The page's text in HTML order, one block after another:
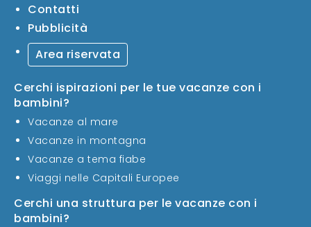
Contatti
Pubblicità
Area riservata
Cerchi ispirazioni per le tue vacanze con i
bambini?
Vacanze al mare
Vacanze in montagna
Vacanze a tema fiabe
Viaggi nelle Capitali Europee
Cerchi una struttura per le vacanze con i
bambini?